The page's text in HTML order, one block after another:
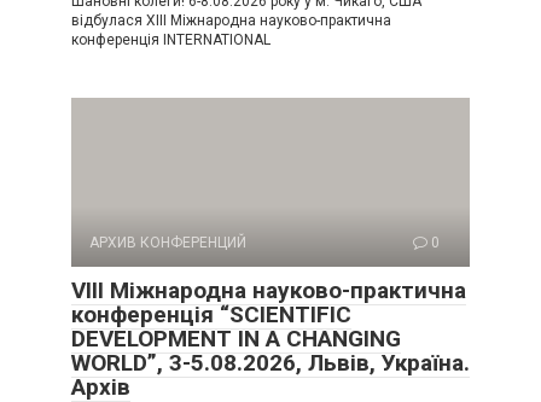
відбулася XIII Міжнародна науково-практична
конференція INTERNATIONAL
АРХИВ КОНФЕРЕНЦИЙ 0
VIII Міжнародна науково-практична
конференція “SCIENTIFIC
DEVELOPMENT IN A CHANGING
WORLD”, 3-5.08.2026, Львів, Україна.
Архів